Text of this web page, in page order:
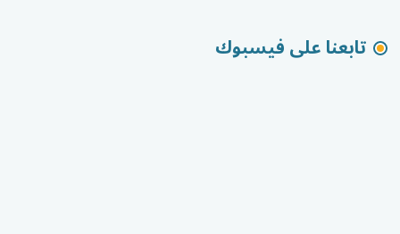
تابعنا على فيسبوك